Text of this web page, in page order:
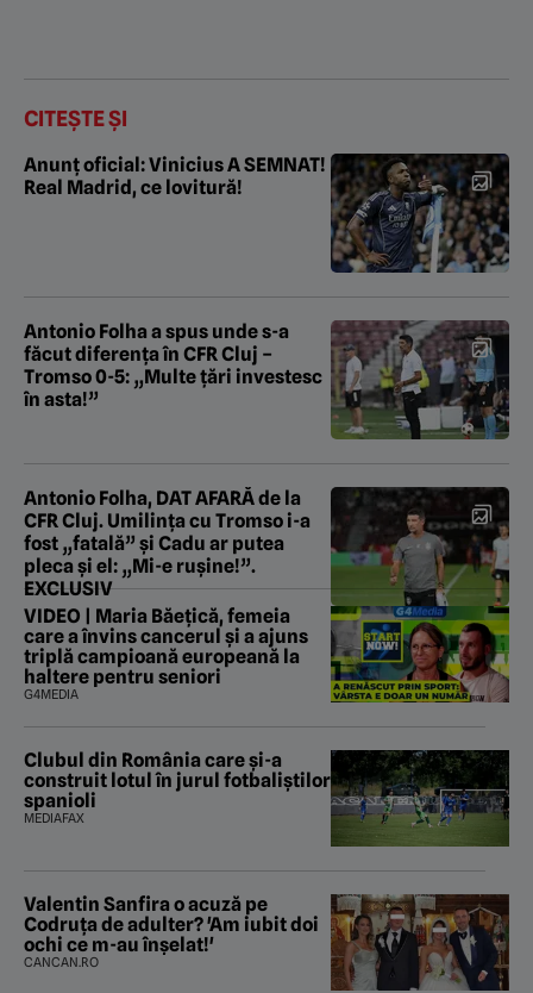
CITEȘTE ȘI
Anunț oficial: Vinicius A SEMNAT!
Real Madrid, ce lovitură!
Antonio Folha a spus unde s-a
făcut diferența în CFR Cluj –
Tromso 0-5: „Multe țări investesc
în asta!”
Antonio Folha, DAT AFARĂ de la
CFR Cluj. Umilința cu Tromso i-a
fost „fatală” și Cadu ar putea
pleca și el: „Mi-e rușine!”.
EXCLUSIV
VIDEO | Maria Băețică, femeia
care a învins cancerul și a ajuns
triplă campioană europeană la
haltere pentru seniori
G4MEDIA
Clubul din România care și-a
construit lotul în jurul fotbaliștilor
spanioli
MEDIAFAX
Valentin Sanfira o acuză pe
Codruța de adulter? 'Am iubit doi
ochi ce m-au înșelat!'
CANCAN.RO